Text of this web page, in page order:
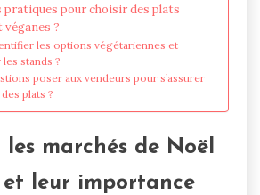
pratiques pour choisir des plats
?
les options végétariennes et
stands ?
poser aux vendeurs pour s’assurer
plats ?
marchés de Noël
et leur importance